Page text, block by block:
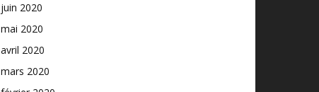
juin 2020
mai 2020
avril 2020
mars 2020